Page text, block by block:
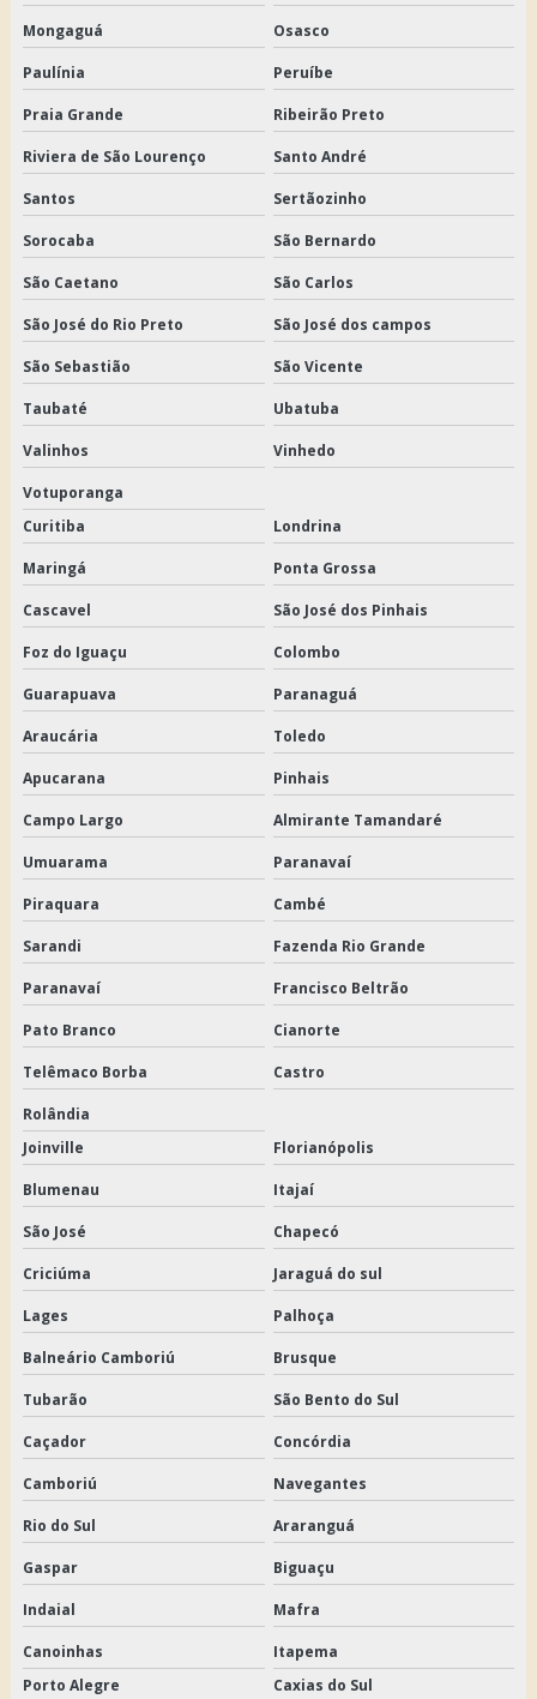
Mongaguá Osasco
Paulínia Peruíbe
Praia Grande Ribeirão Preto
Riviera de São Lourenço Santo André
Santos Sertãozinho
Sorocaba São Bernardo
São Caetano São Carlos
São José do Rio Preto São José dos campos
São Sebastião São Vicente
Taubaté Ubatuba
Valinhos Vinhedo
Votuporanga
Curitiba
Londrina
Maringá Ponta Grossa
Cascavel São José dos Pinhais
Foz do Iguaçu Colombo
Guarapuava Paranaguá
Araucária Toledo
Apucarana Pinhais
Campo Largo Almirante Tamandaré
Umuarama Paranavaí
Piraquara Cambé
Sarandi Fazenda Rio Grande
Paranavaí Francisco Beltrão
Pato Branco Cianorte
Telêmaco Borba Castro
Rolândia
Joinville
Florianópolis
Blumenau Itajaí
São José Chapecó
Criciúma Jaraguá do sul
Lages Palhoça
Balneário Camboriú Brusque
Tubarão São Bento do Sul
Caçador Concórdia
Camboriú Navegantes
Rio do Sul Araranguá
Gaspar Biguaçu
Indaial Mafra
Canoinhas
Itapema
Porto Alegre
Caxias do Sul